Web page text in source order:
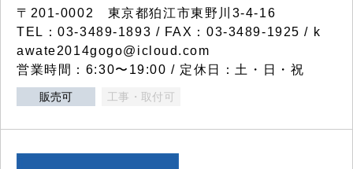
〒201-0002 東京都狛江市東野川3-4-16
TEL：03-3489-1893 / FAX：03-3489-1925 / k
awate2014gogo@icloud.com
営業時間：6:30〜19:00 / 定休日：土・日・祝
販売可 工事・取付可